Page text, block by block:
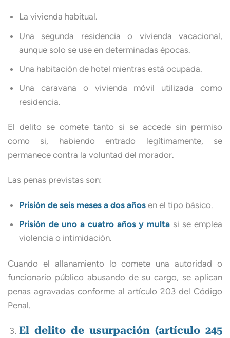
La vivienda habitual.
Una segunda residencia o vivienda vacacional,
aunque solo se use en determinadas épocas.
Una habitación de hotel mientras está ocupada.
Una caravana o vivienda móvil utilizada como
residencia.
El delito se comete tanto si se accede sin permiso
como si, habiendo entrado legítimamente, se
permanece contra la voluntad del morador.
Las penas previstas son:
Prisión de seis meses a dos años en el tipo básico.
Prisión de uno a cuatro años y multa si se emplea
violencia o intimidación.
Cuando el allanamiento lo comete una autoridad o
funcionario público abusando de su cargo, se aplican
penas agravadas conforme al artículo 203 del Código
Penal.
El delito de usurpación (artículo 245